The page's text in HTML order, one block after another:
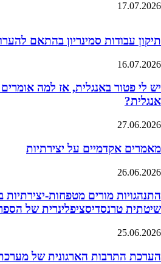
17.07.2026
תיקון עבודות סמינריון בהתאם
16.07.2026
יש לי פטור באנגלית, אז למה אומרים
אנגלית?
27.06.2026
מאמרים אקדמיים על יצירתיות
26.06.2026
התנהגויות מורים מטפחות-
שיטתית טרנסדיסציפלינרית של
25.06.2026
הערכת התרבות הארגונית של